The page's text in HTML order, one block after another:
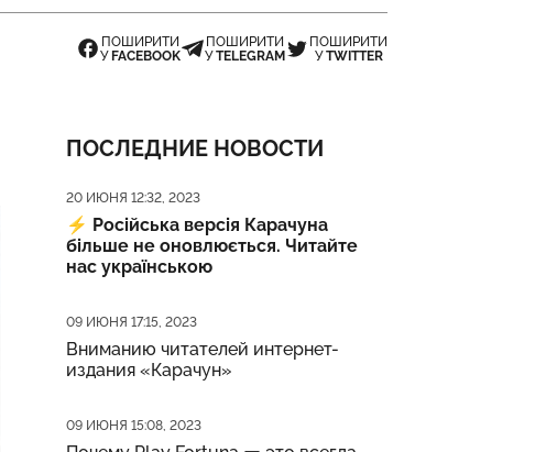
ПОШИРИТИ
У FACEBOOK
ПОШИРИТИ
УTELEGRAM
ПОШИРИТИ
УTWITTER
ПОСЛЕДНИЕ НОВОСТИ
Дата публикации
20 ИЮНЯ 12:32, 2023
⚡️ Російська версія Карачуна
більше не оновлюється. Читайте
нас українською
Дата публикации
09 ИЮНЯ 17:15, 2023
Вниманию читателей интернет-
издания «Карачун»
Дата публикации
09 ИЮНЯ 15:08, 2023